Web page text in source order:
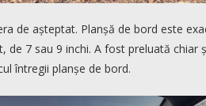
de așteptat. Planșă de bord este
de 7 sau 9 inchi. A fost preluată chiar
întregii planșe de bord.